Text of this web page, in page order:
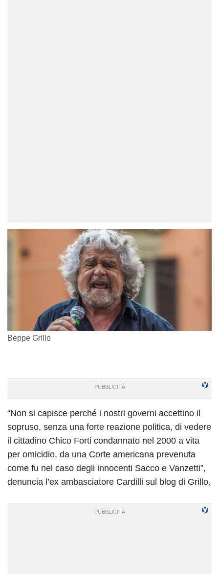
Beppe Grillo
“Non si capisce perché i nostri governi accettino il
sopruso, senza una forte reazione politica, di vedere
il cittadino Chico Forti condannato nel 2000 a vita
per omicidio, da una Corte americana prevenuta
come fu nel caso degli innocenti Sacco e Vanzetti”,
denuncia l’ex ambasciatore Cardilli sul blog di Grillo.